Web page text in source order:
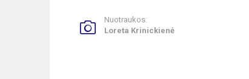
Nuotraukos:
Loreta Krinickienė